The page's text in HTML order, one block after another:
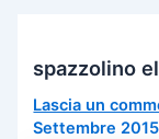
spazzolino
Lascia un
Settembre 2015